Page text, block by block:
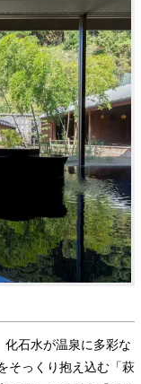
石水が温泉に多彩な
そっくり抱え込む「萩